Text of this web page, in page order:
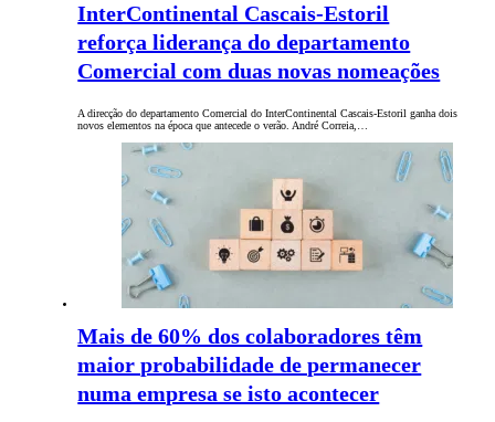
InterContinental Cascais-Estoril
reforça liderança do departamento
Comercial com duas novas nomeações
A direcção do departamento Comercial do InterContinental Cascais-Estoril ganha dois
novos elementos na época que antecede o verão. André Correia,…
Mais de 60% dos colaboradores têm
maior probabilidade de permanecer
numa empresa se isto acontecer